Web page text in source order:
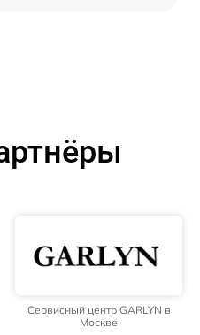
Сервисный центр GARLYN в
Москве